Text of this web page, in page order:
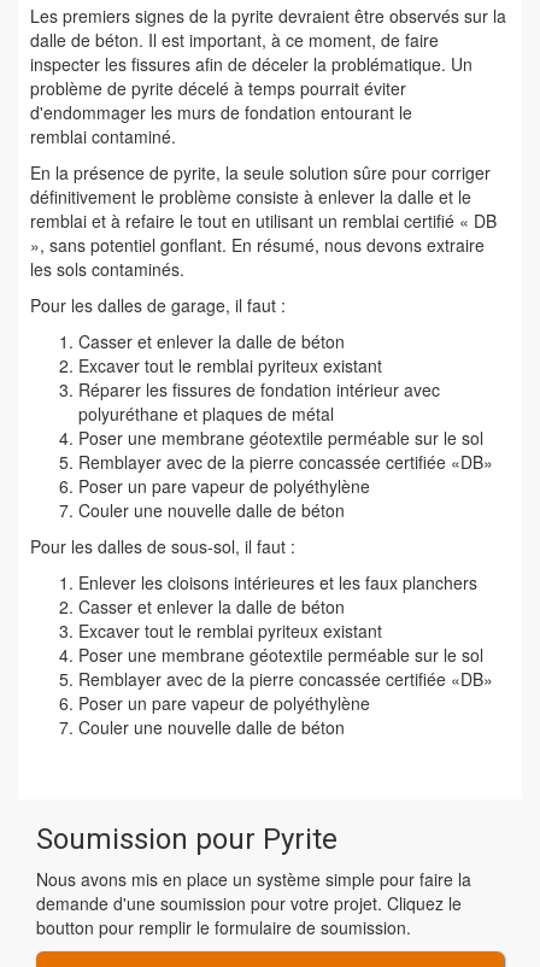
Les premiers signes de la pyrite devraient être observés sur la
dalle de béton. Il est important, à ce moment, de faire
inspecter les fissures afin de déceler la problématique. Un
problème de pyrite décelé à temps pourrait éviter
d'endommager les murs de fondation entourant le
remblai contaminé.
En la présence de pyrite, la seule solution sûre pour corriger
définitivement le problème consiste à enlever la dalle et le
remblai et à refaire le tout en utilisant un remblai certifié « DB
», sans potentiel gonflant. En résumé, nous devons extraire
les sols contaminés.
Pour les dalles de garage, il faut :
Casser et enlever la dalle de béton
Excaver tout le remblai pyriteux existant
Réparer les fissures de fondation intérieur avec
polyuréthane et plaques de métal
Poser une membrane géotextile perméable sur le sol
Remblayer avec de la pierre concassée certifiée «DB»
Poser un pare vapeur de polyéthylène
Couler une nouvelle dalle de béton
Pour les dalles de sous-sol, il faut :
Enlever les cloisons intérieures et les faux planchers
Casser et enlever la dalle de béton
Excaver tout le remblai pyriteux existant
Poser une membrane géotextile perméable sur le sol
Remblayer avec de la pierre concassée certifiée «DB»
Poser un pare vapeur de polyéthylène
Couler une nouvelle dalle de béton
Soumission pour Pyrite
Nous avons mis en place un système simple pour faire la
demande d'une soumission pour votre projet. Cliquez le
boutton pour remplir le formulaire de soumission.